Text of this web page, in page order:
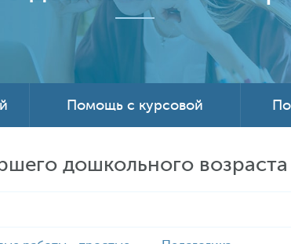
Помощь с курсовой
дошкольного